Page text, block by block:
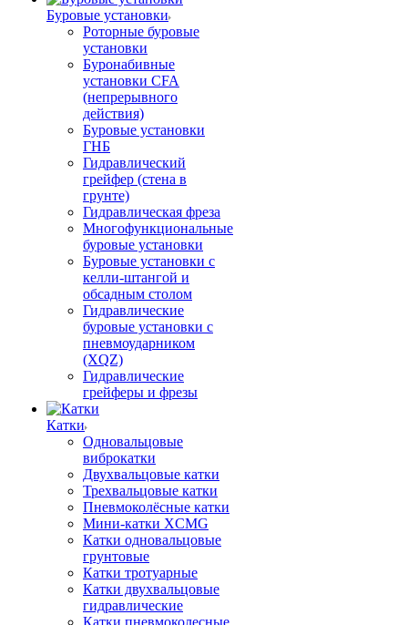
Буровые установки
Роторные буровые
установки
Буронабивные
установки CFA
(непрерывного
действия)
Буровые установки
ГНБ
Гидравлический
грейфер (стена в
грунте)
Гидравлическая фреза
Многофункциональные
буровые установки
Буровые установки с
келли-штангой и
обсадным столом
Гидравлические
буровые установки с
пневмоударником
(XQZ)
Гидравлические
грейферы и фрезы
Катки
Одновальцовые
виброкатки
Двухвальцовые катки
Трехвальцовые катки
Пневмоколёсные катки
Мини-катки XCMG
Катки одновальцовые
грунтовые
Катки тротуарные
Катки двухвальцовые
гидравлические
Катки пневмоколесные